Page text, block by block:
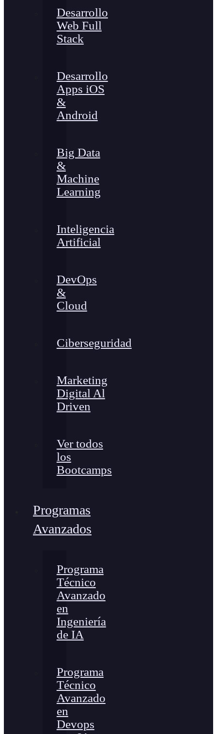
Desarrollo
Web Full
Stack
Desarrollo
Apps iOS
&
Android
Big Data
&
Machine
Learning
Inteligencia
Artificial
DevOps
&
Cloud
Ciberseguridad
Marketing
Digital Al
Driven
Ver todos
los
Bootcamps
Programas
Avanzados
Programa
Técnico
Avanzado
en
Ingeniería
de IA
Programa
Técnico
Avanzado
en
Devops